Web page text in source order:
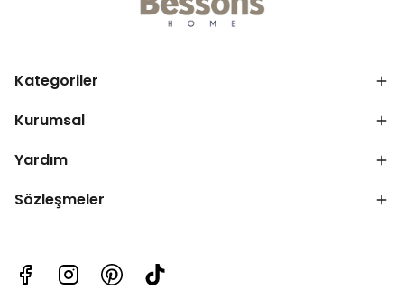
Kategoriler
Kurumsal
Yardım
Sözleşmeler